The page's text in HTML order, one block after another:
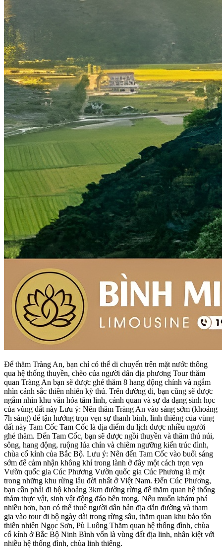
Để thăm Tràng An, bạn chỉ có thể di chuyển trên mặt nước thông
qua hệ thống thuyền, chèo của người dân địa phương Tour thăm
quan Tràng An bạn sẽ được ghé thăm 8 hang động chính và ngắm
nhìn cảnh sắc thiên nhiên kỳ thú. Trên đường đi, bạn cũng sẽ được
ngắm nhìn khu văn hóa tâm linh, cảnh quan và sự đa dạng sinh học
của vùng đất này Lưu ý: Nên thăm Tràng An vào sáng sớm (khoảng
7h sáng) để tận hưởng trọn vẹn sự thanh bình, linh thiêng của vùng
đất này Tam Cốc Tam Cốc là địa điểm du lịch được nhiều người
ghé thăm. Đến Tam Cốc, bạn sẽ được ngồi thuyền và thăm thú núi,
sông, hang động, ruộng lúa chín và chiêm ngưỡng kiến trúc đình,
chùa cổ kính của Bắc Bộ. Lưu ý: Nên đến Tam Cốc vào buổi sáng
sớm để cảm nhận không khí trong lành ở đây một cách trọn vẹn
Vườn quốc gia Cúc Phương Vườn quốc gia Cúc Phương là một
trong những khu rừng lâu đời nhất ở Việt Nam. Đến Cúc Phương,
bạn cần phải đi bộ khoảng 3km đường rừng để thăm quan hệ thống
thảm thực vật, sinh vật động đáo bên trong. Nếu muốn khám phá
nhiều hơn, bạn có thể thuê người dân bản địa dẫn đường và tham
gia vào tour đi bộ ngày dài trong rừng sâu, thăm quan khu bảo tồn
thiên nhiên Ngọc Sơn, Pù Luông Thăm quan hệ thống đình, chùa
cổ kính ở Bắc Bộ Ninh Bình vốn là vùng đất địa linh, nhân kiệt với
nhiều hệ thống đình, chùa linh thiêng.